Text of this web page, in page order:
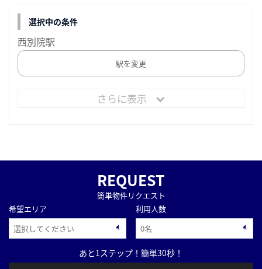
選択中の条件
西別院駅
駅を変更
さらに表示
REQUEST
簡単物件リクエスト
希望エリア
利用人数
あと1ステップ！簡単30秒！